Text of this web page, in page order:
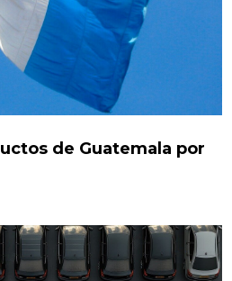
de Guatemala por